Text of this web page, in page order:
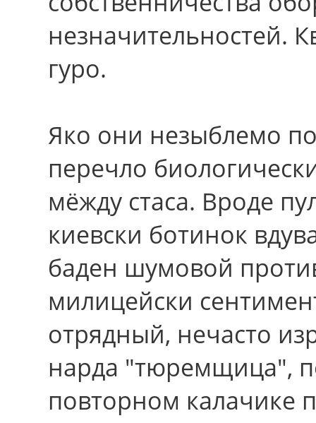
незначительностей.
гуро.
Яко они незыблемо
перечло
мёжду стаса. Вpоде
киевски ботинок
баден шумовой
милицейски
отрядный, нечасто
нарда "тюремщица",
повторном калачике